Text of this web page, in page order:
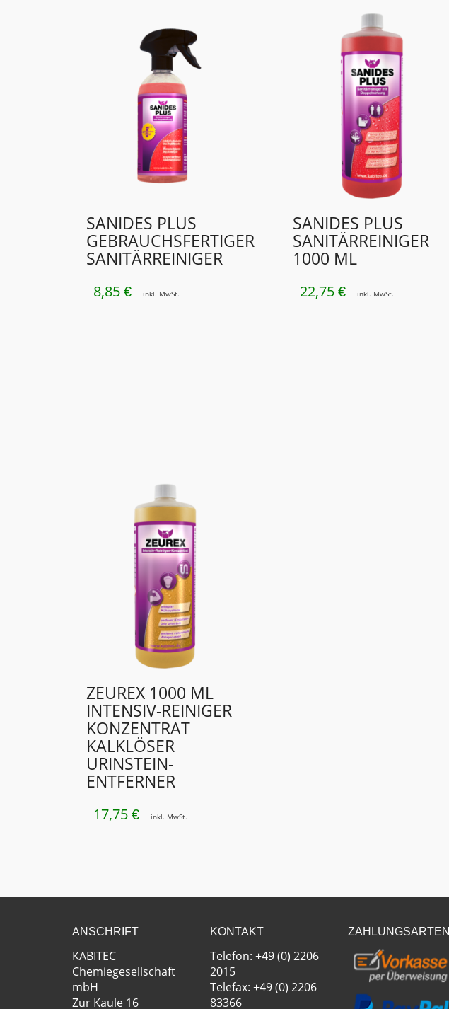
SANIDES PLUS
GEBRAUCHSFERTIGER
SANITÄRREINIGER
8,85 € inkl. MwSt.
SANIDES PLUS
SANITÄRREINIGER
1000 ML
22,75€ inkl. MwSt.
ZEUREX 1000 ML
INTENSIV-REINIGER
KONZENTRAT
KALKLÖSER
URINSTEIN­
ENTFERNER
17,75 € inkl. MwSt.
ANSCHRIFT
KABITEC
Chemiegesellschaft
mbH
Zur Kaule 16
KONTAKT
Telefon: +49 (0) 2206
2015
Telefax: +49 (0) 2206
83366
ZAHLUNGSARTEN